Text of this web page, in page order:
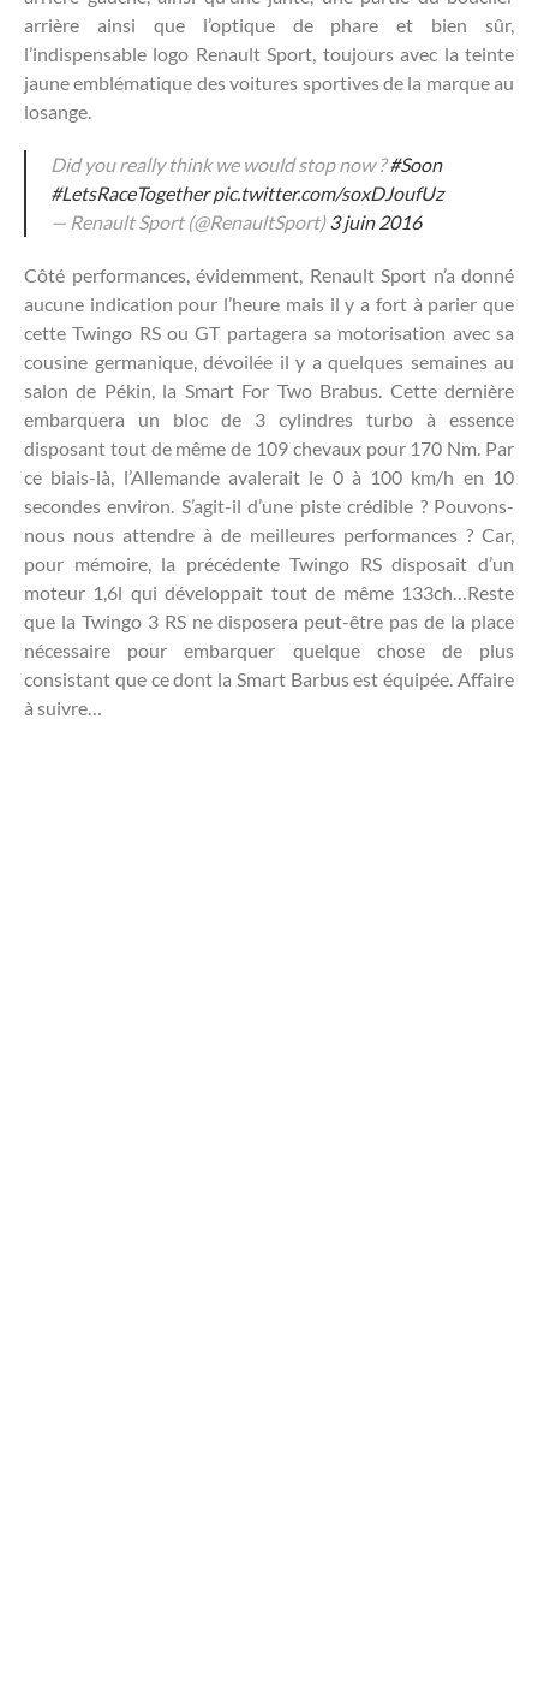
arrière ainsi que l’optique de phare et bien sûr,
l’indispensable logo Renault Sport, toujours avec la teinte
jaune emblématique des voitures sportives de la marque au
losange.
Did you really think we would stop now ?#Soon
#LetsRaceTogether pic.twitter.com/soxDJoufUz
— Renault Sport (@RenaultSport)3 juin 2016
Côté performances, évidemment, Renault Sport n’a donné
aucune indication pour l’heure mais il y a fort à parier que
cette Twingo RS ou GT partagera sa motorisation avec sa
cousine germanique, dévoilée il y a quelques semaines au
salon de Pékin, la Smart For Two Brabus. Cette dernière
embarquera un bloc de 3 cylindres turbo à essence
disposant tout de même de 109 chevaux pour 170 Nm. Par
ce biais-là, l’Allemande avalerait le 0 à 100 km/h en 10
secondes environ. S’agit-il d’une piste crédible ? Pouvons-
nous nous attendre à de meilleures performances ? Car,
pour mémoire, la précédente Twingo RS disposait d’un
moteur 1,6l qui développait tout de même 133ch…Reste
que la Twingo 3 RS ne disposera peut-être pas de la place
nécessaire pour embarquer quelque chose de plus
consistant que ce dont la Smart Barbus est équipée. Affaire
à suivre…